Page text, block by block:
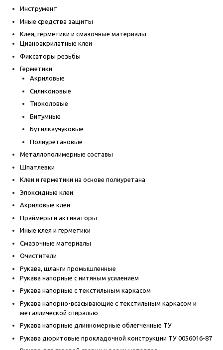
Инструмент
Иные средства защиты
Клея, герметики и смазочные материалы
Цианоакрилатные клеи
Фиксаторы резьбы
Герметики
Акриловые
Силиконовые
Тиоколовые
Битумные
Бутилкаучуковые
Полиуретановые
Металлополимерные составы
Шпатлевки
Клеи и герметики на основе полиуретана
Эпоксидные клеи
Акриловые клеи
Праймеры и активаторы
Иные клея и герметики
Смазочные материалы
Очистители
Рукава, шланги промышленные
Рукава напорные с нитяным усилением
Рукава напорные с текстильным каркасом
Рукава напорно-всасывающие с текстильным каркасом и
металлической спиралью
Рукава напорные длинномерные облегченные ТУ
Рукава дюритовые прокладочной конструкции ТУ 0056016-87